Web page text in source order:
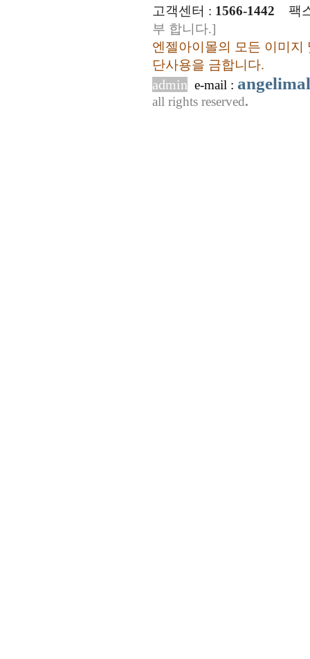
고객센터 : 1566-1442
팩
부 합니다.]
엔젤아이몰의 모든 이미지
단사용을 금합니다.
admin e-mail :
all rights reserved.